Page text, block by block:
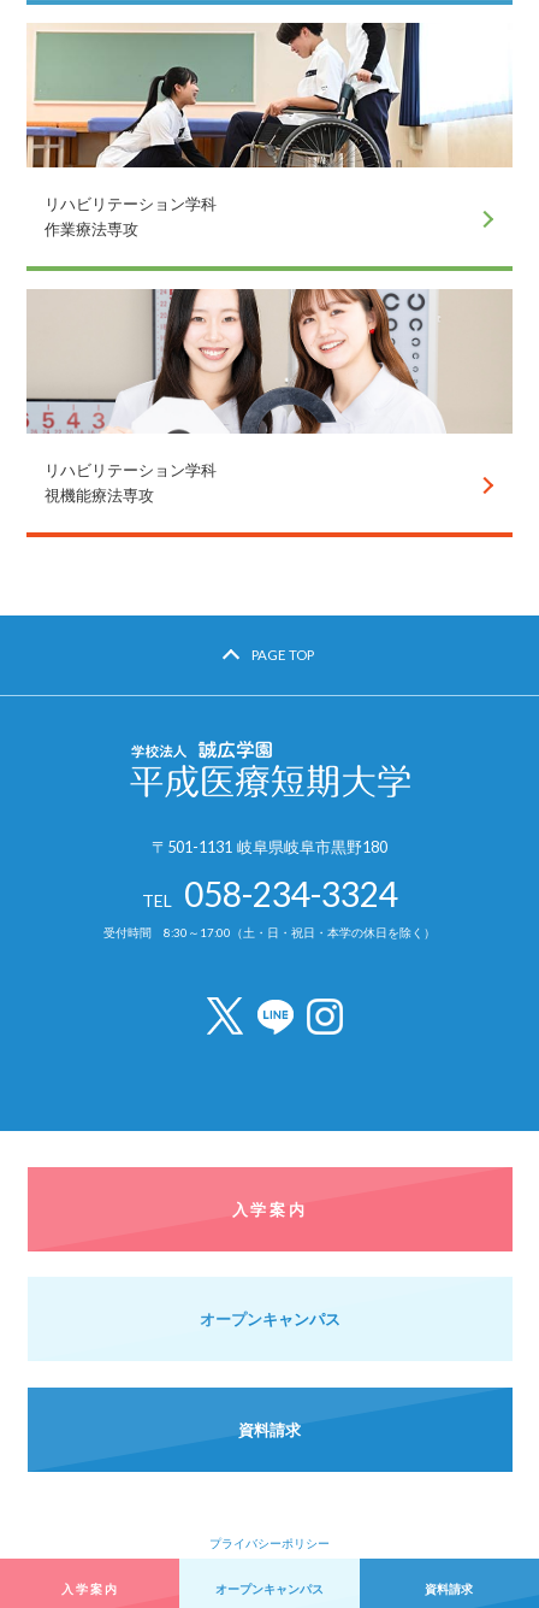
入学案内 オープンキャンパス 資料請求
リハビリテーション学科
作業療法専攻
リハビリテーション学科
視機能療法専攻
PAGE TOP
〒501-1131 岐阜県岐阜市黒野180
TEL 058-234-3324
受付時間 8:30～17:00（土・日・祝日・本学の休日を除く）
入学案内
オープンキャンパス
資料請求
プライバシーポリシー
Copyright © 2019 Heisei College of Health Sciences all rights reserved.